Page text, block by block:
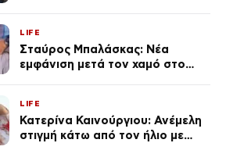
LIFE
Σταύρος Μπαλάσκας: Νέα
εμφάνιση μετά τον χαμό στο
LIFE
Κατερίνα Καινούργιου: Ανέμελη
στιγμή κάτω από τον ήλιο με